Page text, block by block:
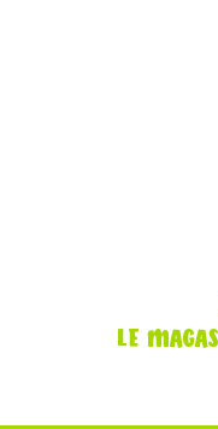
LE